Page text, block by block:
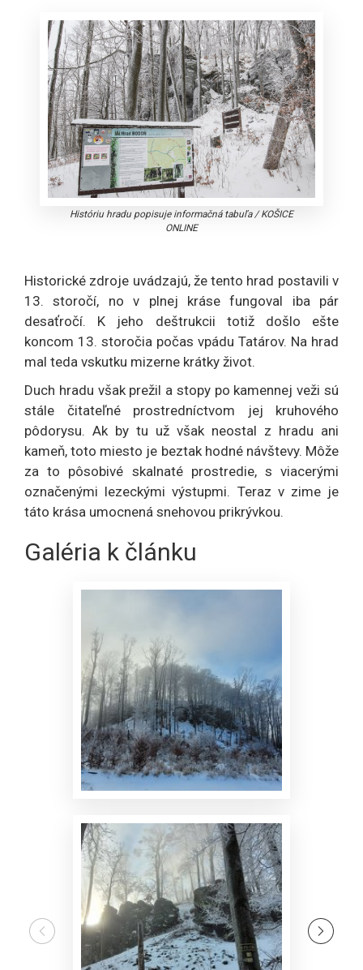
Históriu hradu popisuje informačná tabuľa/KOŠICE
ONLINE
Historické zdroje uvádzajú, že tento hrad postavili v
13. storočí, no v plnej kráse fungoval iba pár
desaťročí. K jeho deštrukcii totiž došlo ešte
koncom 13. storočia počas vpádu Tatárov. Na hrad
mal teda vskutku mizerne krátky život.
Duch hradu však prežil a stopy po kamennej veži sú
stále čitateľné prostredníctvom jej kruhového
pôdorysu. Ak by tu už však neostal z hradu ani
kameň, toto miesto je beztak hodné návštevy. Môže
za to pôsobivé skalnaté prostredie, s viacerými
označenými lezeckými výstupmi. Teraz v zime je
táto krása umocnená snehovou prikrývkou.
Galéria k článku